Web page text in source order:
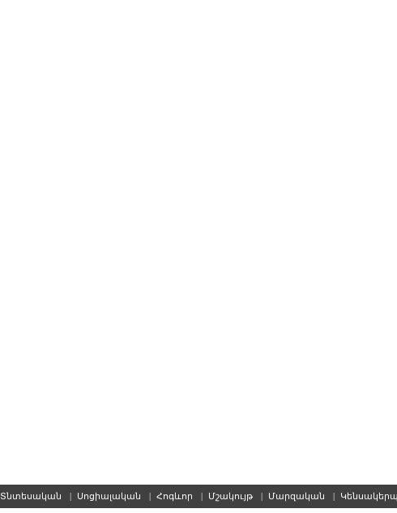
Տնտեսական | Սոցիալական | Հոգևոր | Մշակույթ | Մարզական | Կենսակերպ